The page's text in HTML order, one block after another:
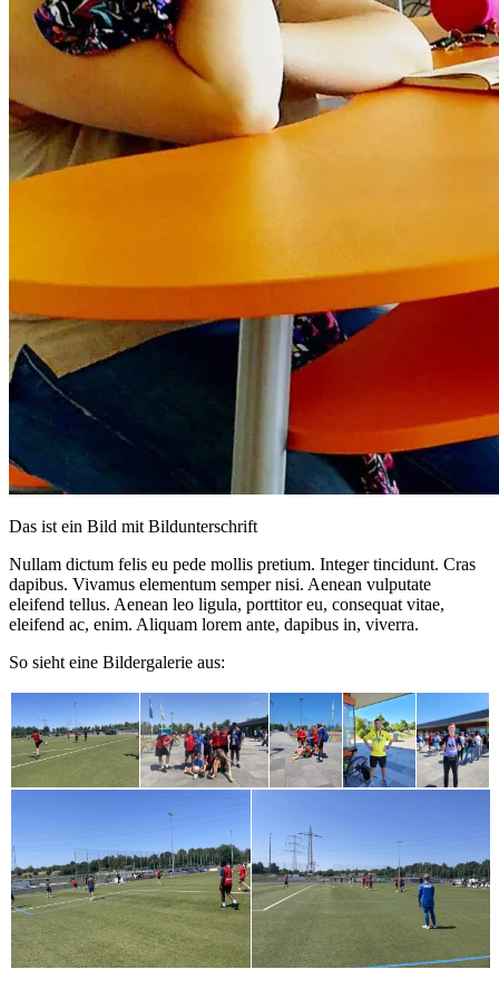
Das ist ein Bild mit Bildunterschrift
Nullam dictum felis eu pede mollis pretium. Integer tincidunt. Cras
dapibus. Vivamus elementum semper nisi. Aenean vulputate
eleifend tellus. Aenean leo ligula, porttitor eu, consequat vitae,
eleifend ac, enim. Aliquam lorem ante, dapibus in, viverra.
So sieht eine Bildergalerie aus: